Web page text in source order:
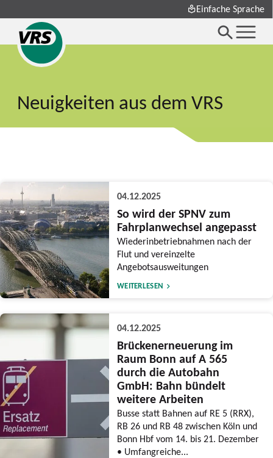
Einfache Sprache
Neuigkeiten aus dem VRS
04.12.2025
So wird der SPNV zum
Fahrplanwechsel angepasst
Wiederinbetriebnahmen nach der
Flut und vereinzelte
Angebotsausweitungen
WEITERLESEN
04.12.2025
Brückenerneuerung im
Raum Bonn auf A 565
durch die Autobahn
GmbH: Bahn bündelt
weitere Arbeiten
Busse statt Bahnen auf RE 5 (RRX),
RB 26 und RB 48 zwischen Köln und
Bonn Hbf vom 14. bis 21. Dezember
• Umfangreiche...